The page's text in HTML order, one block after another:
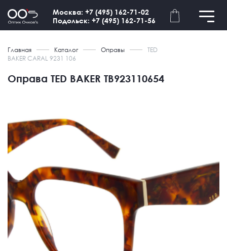
Москва: +7 (495) 162-71-02
Подольск: +7 (495) 162-71-56
Главная Каталог Оправы
TED
BAKER CARAL 9231 106
Оправа TED BAKER TB923110654